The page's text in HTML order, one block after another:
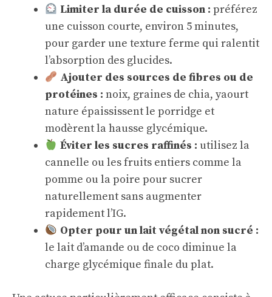
Limiter la durée de cuisson : préférez
une cuisson courte, environ 5 minutes,
pour garder une texture ferme qui ralentit
l’absorption des glucides.
Ajouter des sources de fibres ou de
protéines : noix, graines de chia, yaourt
nature épaississent le porridge et
modèrent la hausse glycémique.
Éviter les sucres raffinés : utilisez la
cannelle ou les fruits entiers comme la
pomme ou la poire pour sucrer
naturellement sans augmenter
rapidement l’IG.
Opter pour un lait végétal non sucré :
le lait d’amande ou de coco diminue la
charge glycémique finale du plat.